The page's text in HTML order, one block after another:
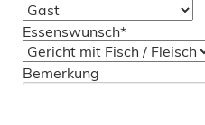
Pflichtfeld
Essenswunsch*
Bemerkung